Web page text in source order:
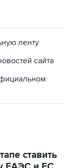
сайта
и ЕС